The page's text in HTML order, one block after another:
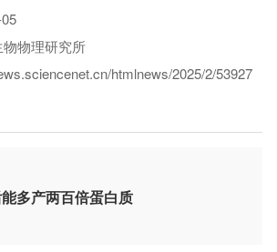
物理研究所
htmlnews/2025/2/53927
多产两百倍蛋白质